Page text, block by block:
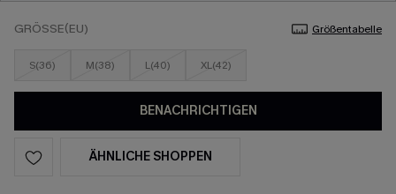
GRÖSSE(EU) Größentabelle
S(36) M(38) L(40) XL(42)
BENACHRICHTIGEN
ÄHNLICHE SHOPPEN